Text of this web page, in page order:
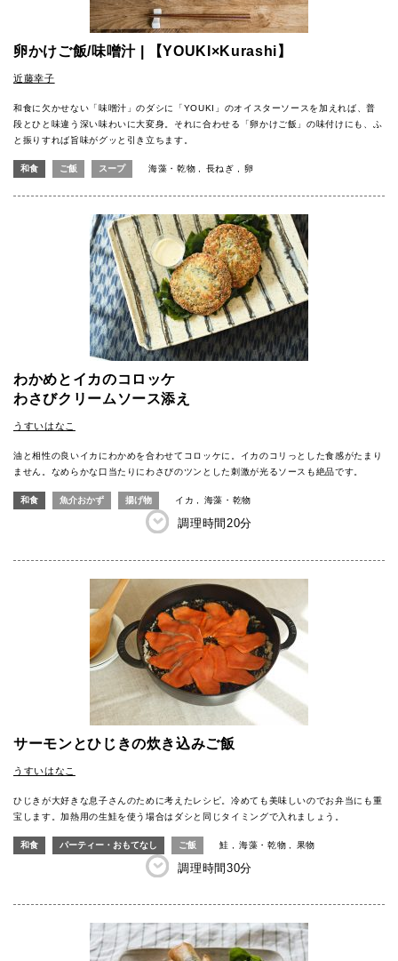
卵かけご飯/味噌汁 | 【YOUKI×Kurashi】
近藤幸子
和食に欠かせない「味噌汁」のダシに「YOUKI」のオイスターソースを加えれば、普
段とひと味違う深い味わいに大変身。それに合わせる「卵かけご飯」の味付けにも、ふ
と振りすれば旨味がグッと引き立ちます。
和食 ご飯 スープ 海藻・乾物 長ねぎ 卵
わかめとイカのコロッケ
わさびクリームソース添え
うすいはなこ
油と相性の良いイカにわかめを合わせてコロッケに。イカのコリっとした食感がたまり
ません。なめらかな口当たりにわさびのツンとした刺激が光るソースも絶品です。
和食 魚介おかず 揚げ物 イカ 海藻・乾物
調理時間20分
サーモンとひじきの炊き込みご飯
うすいはなこ
ひじきが大好きな息子さんのために考えたレシピ。冷めても美味しいのでお弁当にも重
宝します。加熱用の生鮭を使う場合はダシと同じタイミングで入れましょう。
和食 パーティー・おもてなし ご飯 鮭 海藻・乾物 果物
調理時間30分